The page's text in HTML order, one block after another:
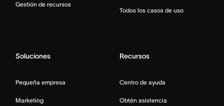
Gestión de recursos
Todos los casos de uso
Soluciones
Pequeña empresa
Marketing
Recursos
Centro de ayuda
Obtén asistencia